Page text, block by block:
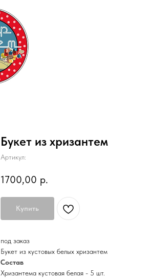
Букет из хризантем
Артикул:
1700,00 р.
Купить
под заказ
Букет из кустовых белых хризантем
Состав
Хризантема кустовая белая - 5 шт.